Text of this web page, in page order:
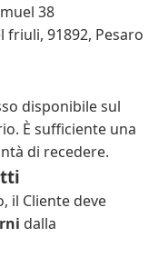
38
91892, Pesaro
disponibile sul
È sufficiente una
di recedere.
il Cliente deve
dalla